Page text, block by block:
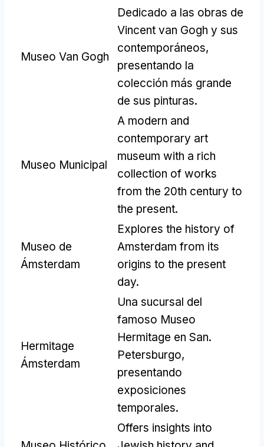
Museo Van Gogh
Dedicado a las obras de
Vincent van Gogh y sus
contemporáneos,
presentando la
colección más grande
de sus pinturas.
Museo Municipal
A modern and
contemporary art
museum with a rich
collection of works
from the 20th century to
the present.
Museo de
Ámsterdam
Explores the history of
Amsterdam from its
origins to the present
day.
Hermitage
Ámsterdam
Una sucursal del
famoso Museo
Hermitage en San.
Petersburgo,
presentando
exposiciones
temporales.
Offers insights into